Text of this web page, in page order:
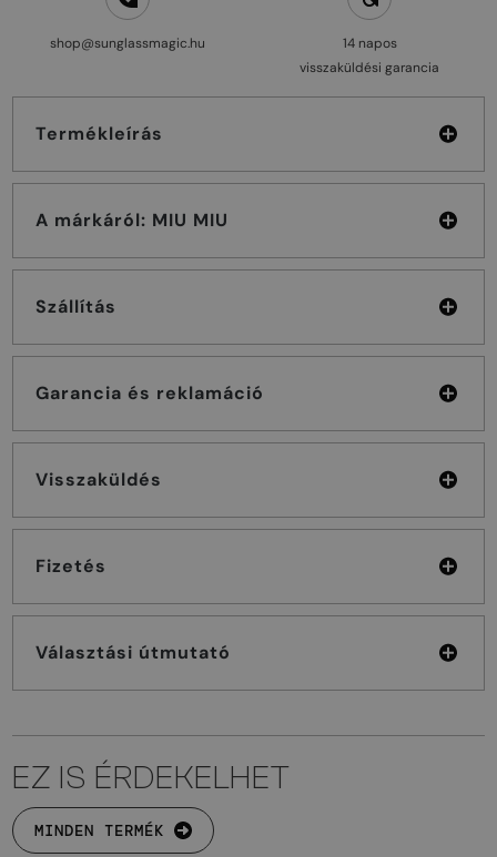
shop@sunglassmagic.hu
14 napos
visszaküldési garancia
Termékleírás
A márkáról: MIU MIU
Szállítás
Garancia és reklamáció
Visszaküldés
Fizetés
Választási útmutató
EZ IS ÉRDEKELHET
MINDEN TERMÉK